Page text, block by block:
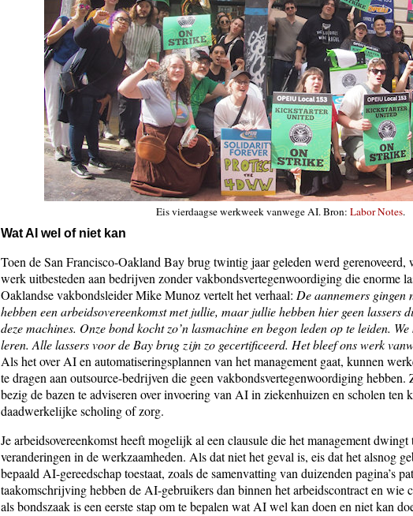
Eis vierdaagse werkweek vanwege AI. Bron: Labor Notes.
Wat AI wel of niet kan
Toen de San Francisco-Oakland Bay brug twintig jaar geleden werd gerenoveerd,
werk uitbesteden aan bedrijven zonder vakbondsvertegenwoordiging die enorme
Oaklandse vakbondsleider Mike Munoz vertelt het verhaal: De aannemers gingen
hebben een arbeidsovereenkomst met jullie, maar jullie hebben hier geen lassers
deze machines. Onze bond kocht zo’n lasmachine en begon leden op te leiden.
leren. Alle lassers voor de Bay brug zijn zo gecertificeerd. Het bleef ons werk
Als het over AI en automatiseringsplannen van het management gaat, kunnen
te dragen aan outsource-bedrijven die geen vakbondsvertegenwoordiging hebben.
bezig de bazen te adviseren over invoering van AI in ziekenhuizen en scholen ten
daadwerkelijke scholing of zorg.
Je arbeidsovereenkomst heeft mogelijk al een clausule die het management
veranderingen in de werkzaamheden. Als dat niet het geval is, eis dat het alsnog
bepaald AI-gereedschap toestaat, zoals de samenvatting van duizenden pagina’s
taakomschrijving hebben de AI-gebruikers dan binnen het arbeidscontract en wie
als bondszaak is een eerste stap om te bepalen wat AI wel kan doen en niet kan